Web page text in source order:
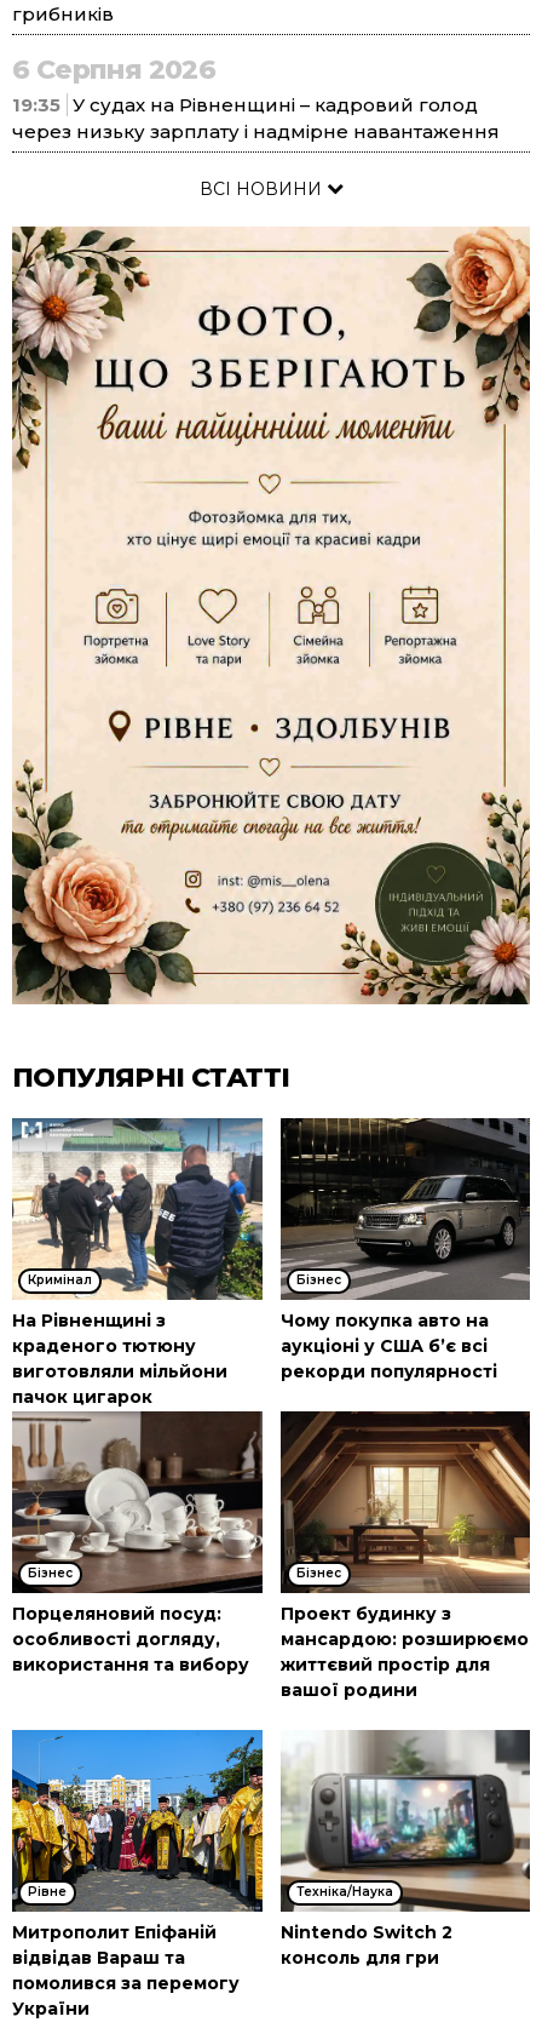
грибників
6 Серпня 2026
19:35 У судах на Рівненщині – кадровий голод
через низьку зарплату і надмірне навантаження
ВСІ НОВИНИ
ПОПУЛЯРНІ СТАТТІ
Кримінал
На Рівненщині з
краденого тютюну
виготовляли мільйони
пачок цигарок
Бізнес
Чому покупка авто на
аукціоні у США б’є всі
рекорди популярності
Бізнес
Порцеляновий посуд:
особливості догляду,
використання та вибору
Бізнес
Проект будинку з
мансардою: розширюємо
життєвий простір для
вашої родини
Рівне
Митрополит Епіфаній
відвідав Вараш та
помолився за перемогу
України
Техніка/Наука
Nintendo Switch 2
консоль для гри